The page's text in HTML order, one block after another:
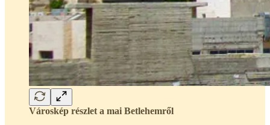
Városkép részlet a mai Betlehemről